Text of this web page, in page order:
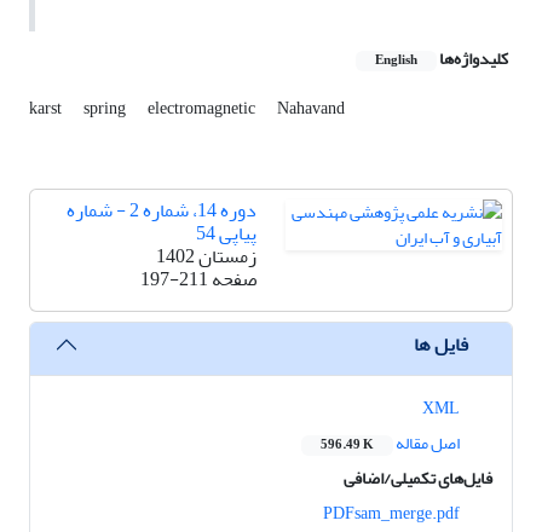
کلیدواژه‌ها English
karst spring electromagnetic Nahavand
دوره 14، شماره 2 - شماره
پیاپی 54
زمستان 1402
صفحه197-211
فایل ها
اصل مقاله
596.49 K
فایل‌های تکمیلی/اضافی
PDFsam_merge.pdf